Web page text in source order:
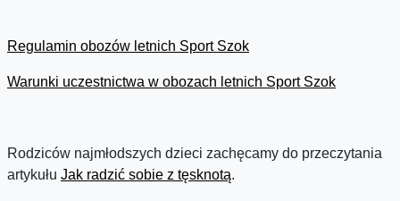
Regulamin obozów letnich Sport Szok
Warunki uczestnictwa w obozach letnich Sport Szok
Rodziców najmłodszych dzieci zachęcamy do przeczytania
artykułu Jak radzić sobie z tęsknotą.